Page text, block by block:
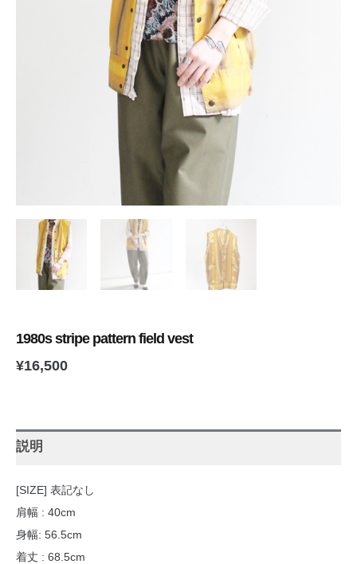
1980s stripe pattern field vest
¥16,500
説明
[SIZE] 表記なし
肩幅 : 40cm
身幅: 56.5cm
着丈 : 68.5cm